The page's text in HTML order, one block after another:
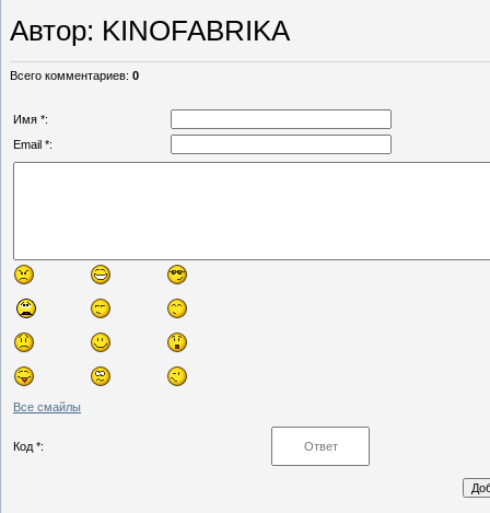
Автор: KINOFABRIKA
Всего комментариев: 0
Имя *:
Email *:
Все смайлы
Код *: